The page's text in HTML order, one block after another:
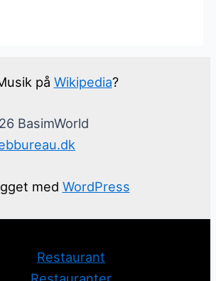
på Wikipedia?
BasimWorld
med WordPress
Restaurant